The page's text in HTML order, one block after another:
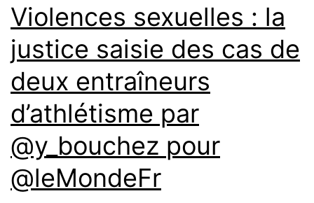
Violences sexuelles : la
justice saisie des cas de
deux entraîneurs
d’athlétisme par
@y_bouchez ‏pour
@leMondeFr